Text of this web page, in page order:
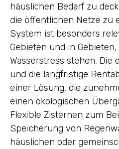
häuslichen Bedarf zu
die öffentlichen Netze zu
System ist besonders
Gebieten und in
Wasserstress stehen. Die
und die langfristige
einer Lösung, die
einen ökologischen
Flexible Zisternen zum
Speicherung von
häuslichen oder